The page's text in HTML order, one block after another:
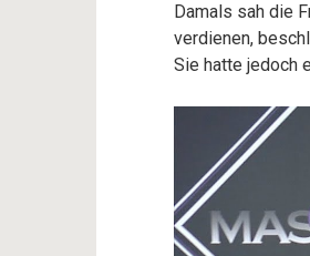
Damals sah die
verdienen,
Sie hatte jedoch